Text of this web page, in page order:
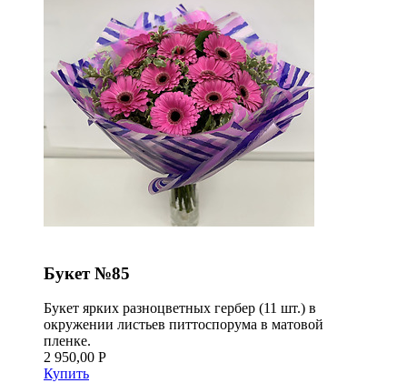
Букет №85
Букет ярких разноцветных гербер (11 шт.) в
окружении листьев питтоспорума в матовой
пленке.
2 950,00 Р
Купить